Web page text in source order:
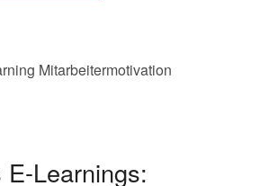
Learnings: